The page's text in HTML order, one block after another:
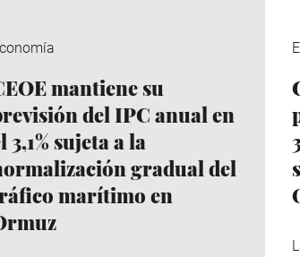
mantiene su
del IPC anual en
3,1% sujeta a la
gradual del
marítimo en